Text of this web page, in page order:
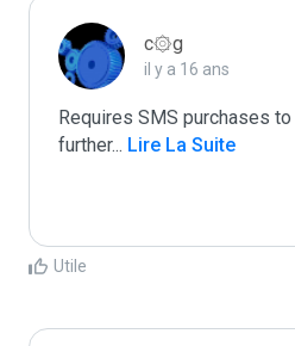
c۞g
il y a 16 ans
Requires SMS purchases
further... Lire La Suite
Utile